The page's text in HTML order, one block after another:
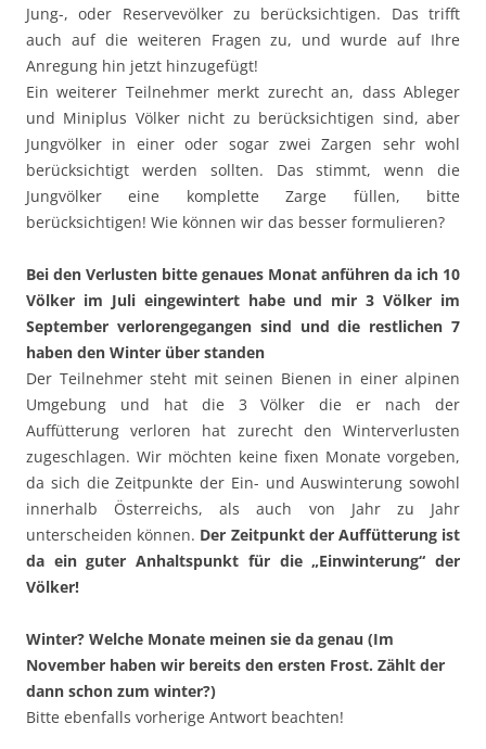
Jung-, oder Reservevölker zu berücksichtigen. Das trifft
auch auf die weiteren Fragen zu, und wurde auf Ihre
Anregung hin jetzt hinzugefügt!
Ein weiterer Teilnehmer merkt zurecht an, dass Ableger
und Miniplus Völker nicht zu berücksichtigen sind, aber
Jungvölker in einer oder sogar zwei Zargen sehr wohl
berücksichtigt werden sollten. Das stimmt, wenn die
Jungvölker eine komplette Zarge füllen, bitte
berücksichtigen! Wie können wir das besser formulieren?
Bei den Verlusten bitte genaues Monat anführen da ich 10
Völker im Juli eingewintert habe und mir 3 Völker im
September verlorengegangen sind und die restlichen 7
haben den Winter über standen
Der Teilnehmer steht mit seinen Bienen in einer alpinen
Umgebung und hat die 3 Völker die er nach der
Auffütterung verloren hat zurecht den Winterverlusten
zugeschlagen. Wir möchten keine fixen Monate vorgeben,
da sich die Zeitpunkte der Ein- und Auswinterung sowohl
innerhalb Österreichs, als auch von Jahr zu Jahr
unterscheiden können. Der Zeitpunkt der Auffütterung ist
da ein guter Anhaltspunkt für die „Einwinterung“ der
Völker!
Winter? Welche Monate meinen sie da genau (Im
November haben wir bereits den ersten Frost. Zählt der
dann schon zum winter?)
Bitte ebenfalls vorherige Antwort beachten!